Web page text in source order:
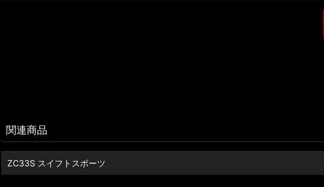
関連商品
ZC33S スイフトスポーツ